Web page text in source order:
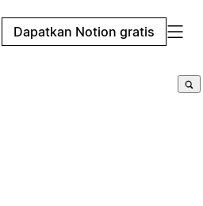
Dapatkan Notion gratis